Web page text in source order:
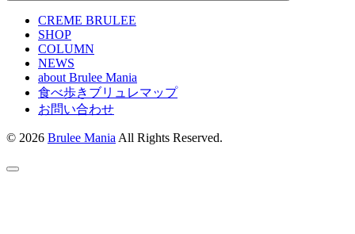
CREME BRULEE
SHOP
COLUMN
NEWS
about Brulee Mania
食べ歩きブリュレマップ
お問い合わせ
© 2026 Brulee ManiaAll Rights Reserved.